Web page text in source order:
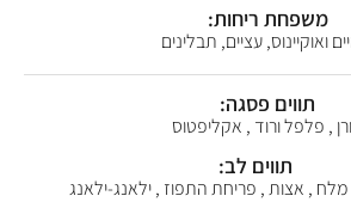
משפחת ריחות:
ואוקיינוס, עציים, תבלינים
תווים פסגה:
, פלפל ורוד , אקליפטוס
תווים לב:
, מלח , אצות , פריחת התפוז , ילאנג-ילאנג